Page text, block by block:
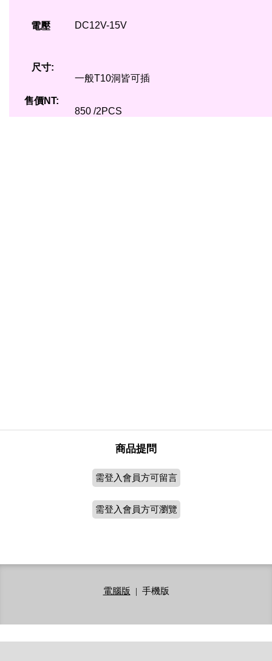
電壓 DC12V-15V
尺寸:
一般T10洞皆可插
售價NT:
850 /2PCS
商品提問
需登入會員方可留言
需登入會員方可瀏覽
電腦版 | 手機版